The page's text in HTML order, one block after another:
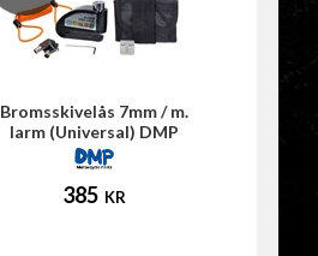
Bromsskivelås 7mm / m.
larm (Universal) DMP
385 KR